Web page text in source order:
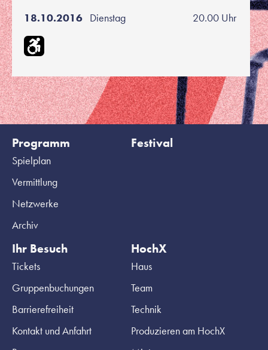
18.10.2016 Dienstag 20.00 Uhr
Programm
Spielplan
Vermittlung
Netzwerke
Archiv
Festival
Ihr Besuch
Tickets
Gruppenbuchungen
Barrierefreiheit
Kontakt und Anfahrt
HochX
Haus
Team
Technik
Produzieren am HochX